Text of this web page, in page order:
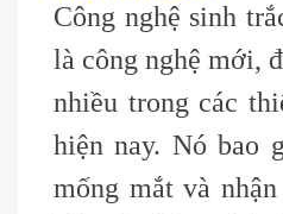
Công nghệ sinh
là công nghệ mới,
nhiều trong các
hiện nay. Nó bao
mống mắt và